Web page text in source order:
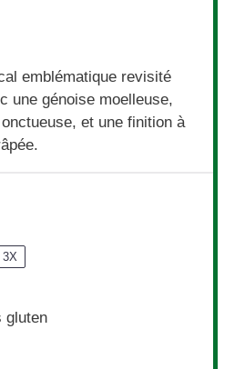
emblématique revisité
une génoise moelleuse,
et une finition à
3X
gluten